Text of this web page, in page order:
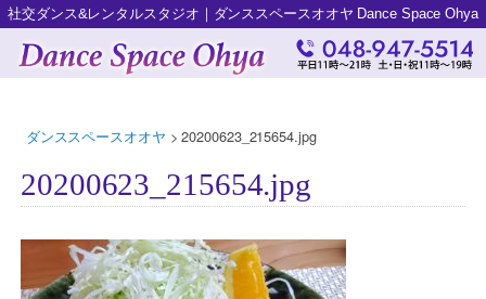
社交ダンス&レンタルスタジオ｜ダンススペースオオヤ Dance Space Ohya
ダンススペースオオヤ >20200623_215654.jpg
20200623_215654.jpg